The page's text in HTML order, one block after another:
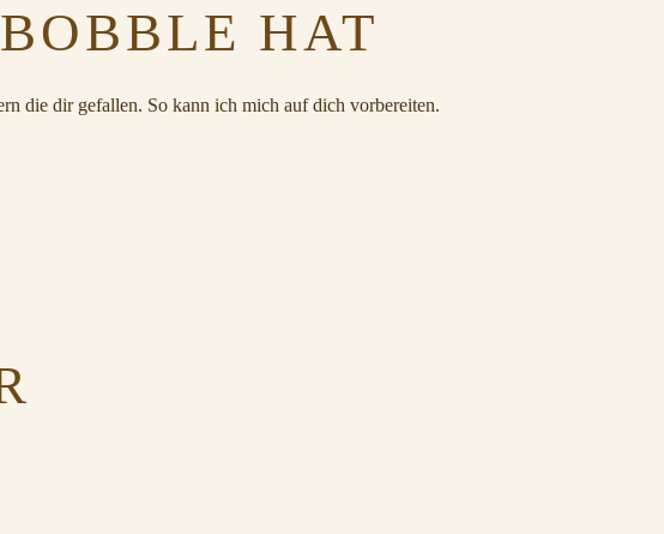
HAT
die dir gefallen. So kann ich mich auf dich vorbereiten.